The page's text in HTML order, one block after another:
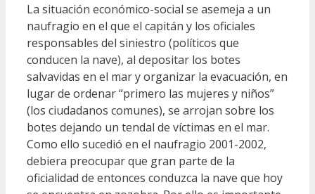
La situación económico-social se asemeja a un
naufragio en el que el capitán y los oficiales
responsables del siniestro (políticos que
conducen la nave), al depositar los botes
salvavidas en el mar y organizar la evacuación, en
lugar de ordenar “primero las mujeres y niños”
(los ciudadanos comunes), se arrojan sobre los
botes dejando un tendal de víctimas en el mar.
Como ello sucedió en el naufragio 2001-2002,
debiera preocupar que gran parte de la
oficialidad de entonces conduzca la nave que hoy